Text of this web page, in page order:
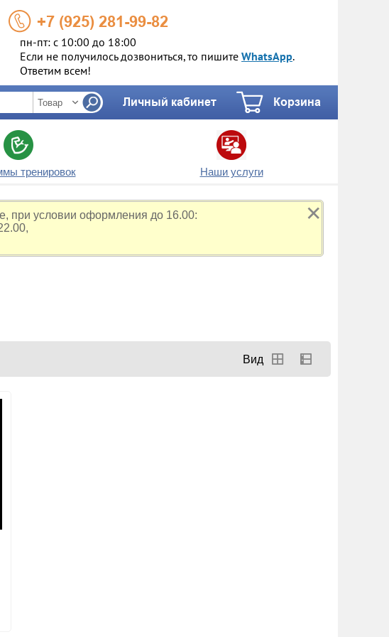
+7 (925) 281-99-82
пн-пт: с 10:00 до 18:00
Если не получилось дозвониться, то пишите WhatsApp.
Ответим всем!
Личный кабинет Корзина
тренировок Наши услуги
✕
при условии оформления до 16.00: